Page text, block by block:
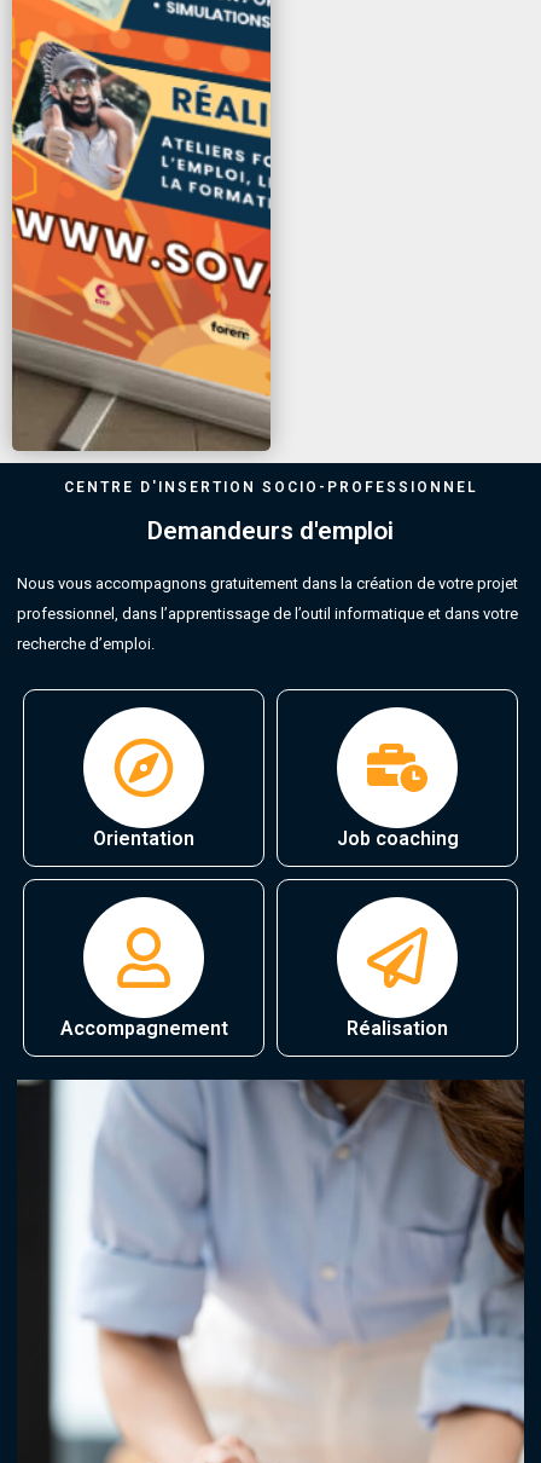
CENTRE D'INSERTION SOCIO-PROFESSIONNEL
Demandeurs d'emploi
Nous vous accompagnons gratuitement dans la création de votre projet
professionnel, dans l’apprentissage de l’outil informatique et dans votre
recherche d’emploi.
Orientation Job coaching
Accompagnement Réalisation